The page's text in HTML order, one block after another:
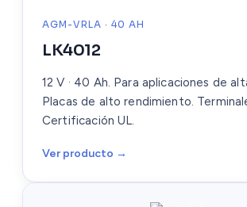
AGM-VRLA · 40 AH
LK4012
12 V · 40 Ah. Para aplicaciones de
Placas de alto rendimiento.
Certificación UL.
Ver producto →